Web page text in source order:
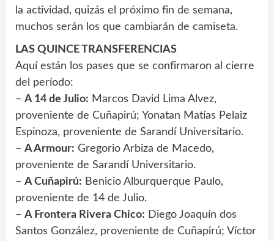
la actividad, quizás el próximo fin de semana,
muchos serán los que cambiarán de camiseta.
LAS QUINCE TRANSFERENCIAS
Aquí están los pases que se confirmaron al cierre
del período:
– A 14 de Julio: Marcos David Lima Alvez,
proveniente de Cuñapirú; Yonatan Matías Pelaiz
Espinoza, proveniente de Sarandí Universitario.
– A Armour: Gregorio Arbiza de Macedo,
proveniente de Sarandí Universitario.
– A Cuñapirú: Benicio Alburquerque Paulo,
proveniente de 14 de Julio.
– A Frontera Rivera Chico: Diego Joaquín dos
Santos González, proveniente de Cuñapirú; Víctor